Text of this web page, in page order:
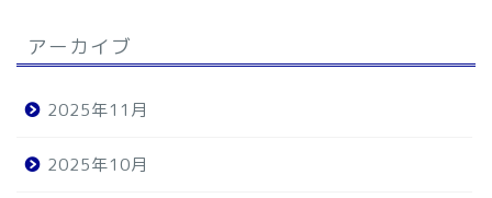
アーカイブ
2025年11月
2025年10月